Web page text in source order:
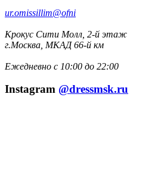
ur.omissillim@ofni
Крокус Сити Молл, 2-й этаж
г.Москва, МКАД 66-й км
Ежедневно с 10:00 до 22:00
Instagram @dressmsk.ru